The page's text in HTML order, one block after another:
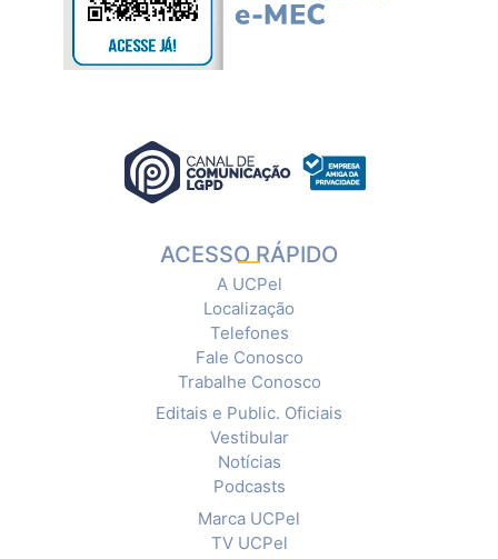
ACESSO RÁPIDO
A UCPel
Localização
Telefones
Fale Conosco
Trabalhe Conosco
Editais e Public. Oficiais
Vestibular
Notícias
Podcasts
Marca UCPel
TV UCPel